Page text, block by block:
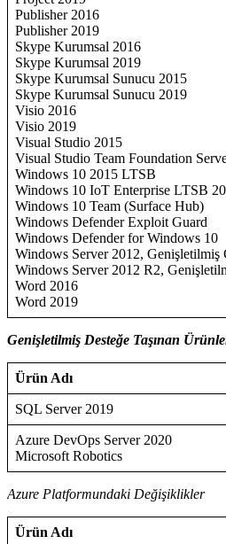
Publisher 2016
Publisher 2019
Skype Kurumsal 2016
Skype Kurumsal 2019
Skype Kurumsal Sunucu 2015
Skype Kurumsal Sunucu 2019
Visio 2016
Visio 2019
Visual Studio 2015
Visual Studio Team Foundation
Windows 10 2015 LTSB
Windows 10 IoT Enterprise LTSB
Windows 10 Team (Surface Hub)
Windows Defender Exploit Guard
Windows Defender for Windows 10
Windows Server 2012, Genişletilmiş
Windows Server 2012 R2,
Word 2016
Word 2019
Genişletilmiş Desteğe Taşınan
Ürün Adı
SQL Server 2019
Azure DevOps Server 2020
Microsoft Robotics
Azure Platformundaki Değişiklikler
Ürün Adı